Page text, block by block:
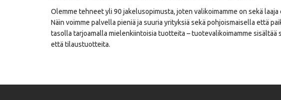
Olemme tehneet yli 90 jakelusopimusta, joten valikoimamme on sekä laaja
Näin voimme palvella pieniä ja suuria yrityksiä sekä pohjoismaisella että
tasolla tarjoamalla mielenkiintoisia tuotteita – tuotevalikoimamme sisältää
että tilaustuotteita.